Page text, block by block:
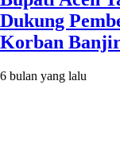
Dukung
Korban
6 bulan yang lalu